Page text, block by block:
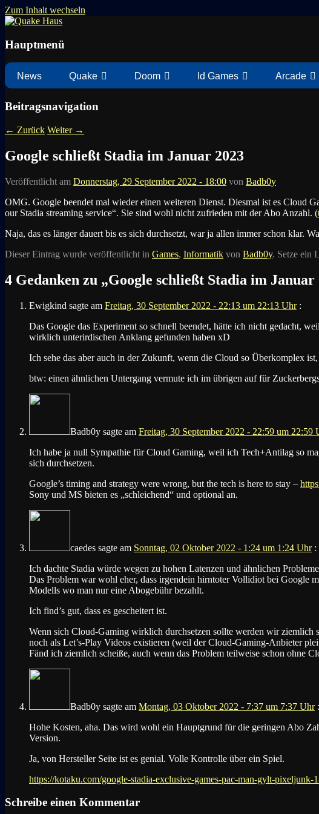
Zum Inhalt wechseln
Quake Haus
Hauptmenü
News Quake Doom Id Games Arcade
Beitragsnavigation
← Zurück Weiter →
Google schließt Stadia im Januar 2023
Veröffentlicht am Donnerstag, 29 September 2022 - 18:00 von Badb0y
OMG. Google beendet mal wieder einen weiteren Dienst. Diesmal ist es Cloud
our Stadia streaming service“. Sie sind wohl nicht zufrieden mit der Abo Anzahl. (
Naja, das es länger dauert bis es sich durchsetzt, war ja allen immer schon klar.
Dieser Eintrag wurde veröffentlicht in Games, Informatik von Badb0y. Setze ein
4 Gedanken zu „Google schließt Stadia im Januar
Ewigkind sagte am Freitag, 30 September 2022 - 22:13 um 22:13 Uhr :
Das Google das Experiment so schnell beendet, hätte ich nicht gedacht,
wirklich unterirdischen Anklang gefunden haben xD
Ich sehe das aber auch in der Zukunft, wenn die Cloud so Überkomplex
btw: einen ähnlichen Untergang vermute ich im übrigen auf für
Badb0y sagte am Freitag, 30 September 2022 - 22:59 um 22:59
Ich habe ja null Sympathie für Cloud Gaming, weil ich Tech+Antilag so
sich durchsetzen.
Google’s timing and strategy were wrong, but the tech is here to stay –
Sony und MS bieten es „schleichend“ und optional an.
caedes sagte am Sonntag, 02 Oktober 2022 - 1:24 um 1:24 Uhr :
Ich dachte Stadia würde wegen zu hohen Latenzen und ähnlichen
Das Problem war wohl eher, dass irgendein hirntoter Vollidiot bei Google
Modells wo man nur eine Abogebühr bezahlt.
Ich find’s gut, dass es gescheitert ist.
Wenn sich Cloud-Gaming wirklich durchsetzen sollte werden wir ziemlich
noch als Let’s-Play Videos existieren (weil der Cloud-Gaming-Anbieter
Fänd ich ziemlich scheiße, auch wenn das Problem teilweise schon ohne
Badb0y sagte am Montag, 03 Oktober 2022 - 7:37 um 7:37 Uhr :
Hohe Kosten, aha. Das wird wohl ein Hauptgrund für die geringen Abo
Version.
Ja, von Hersteller Seite ist es genial. Volle Kontrolle über ein Spiel.
https://kotaku.com/google-stadia-exclusive-games-pac-man-gylt-pixeljunk-
Schreibe einen Kommentar